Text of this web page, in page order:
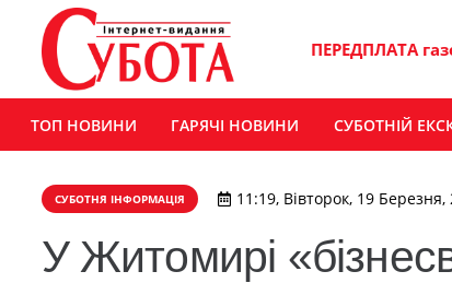
ПЕРЕДПЛАТА
ТОП НОВИНИ ГАРЯЧІ НОВИНИ СУБОТНІЙ
СУБОТНЯ ІНФОРМАЦІЯ 11:19, Вівторок, 19 Березня,
У Житомирі